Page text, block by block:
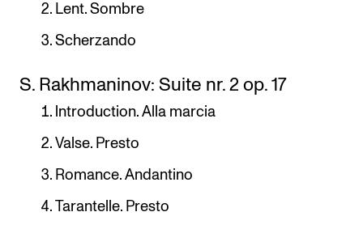
Lent. Sombre
Scherzando
S. Rakhmaninov: Suite nr. 2 op. 17
lntroduction. Alla marcia
Valse. Presto
Romance. Andantino
Tarantelle. Presto